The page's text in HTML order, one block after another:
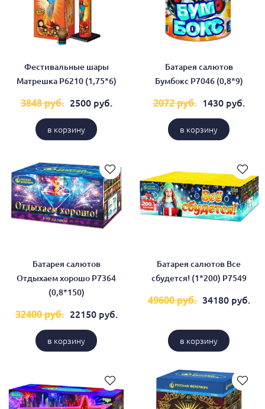
Фестивальные шары
Матрешка Р6210 (1,75*6)
3848 руб. 2500 руб.
в корзину
Батарея салютов
Бумбокс Р7046 (0,8*9)
2072 руб. 1430 руб.
в корзину
Батарея салютов
Отдыхаем хорошо Р7364
(0,8*150)
32400 руб. 22150 руб.
в корзину
Батарея салютов Все
сбудется! (1*200) Р7549
49600 руб. 34180 руб.
в корзину